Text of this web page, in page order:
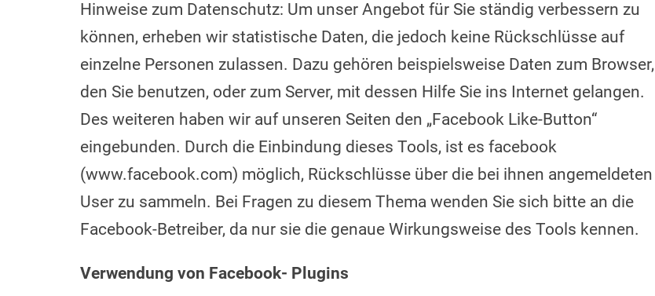
Hinweise zum Datenschutz: Um unser Angebot für Sie ständig verbessern zu
können, erheben wir statistische Daten, die jedoch keine Rückschlüsse auf
einzelne Personen zulassen. Dazu gehören beispielsweise Daten zum Browser,
den Sie benutzen, oder zum Server, mit dessen Hilfe Sie ins Internet gelangen.
Des weiteren haben wir auf unseren Seiten den „Facebook Like-Button“
eingebunden. Durch die Einbindung dieses Tools, ist es facebook
(www.facebook.com) möglich, Rückschlüsse über die bei ihnen angemeldeten
User zu sammeln. Bei Fragen zu diesem Thema wenden Sie sich bitte an die
Facebook-Betreiber, da nur sie die genaue Wirkungsweise des Tools kennen.
Verwendung von Facebook- Plugins